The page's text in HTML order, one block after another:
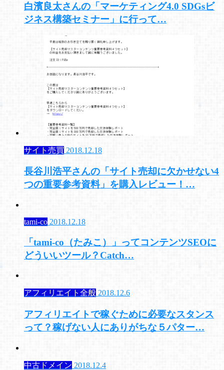
白濱良太さんの「マーケティング4.0 SDGsビ
ジネス構築セミナー」に行って…
サイト売買 2018.12.18
長谷川浩平さんの「サイト売却に欠かせない4
つの重要参考資料」を購入レビュー！…
tami-co 2018.12.18
「tami-co（たみこ）」ってコンテンツSEOに
どういいツール？Catch…
アフィリエイト全般 2018.12.6
アフィリエイトで稼ぐために必要なスタンス
って？稼げない人にありがちな５パター…
中古ドメイン 2018.12.4